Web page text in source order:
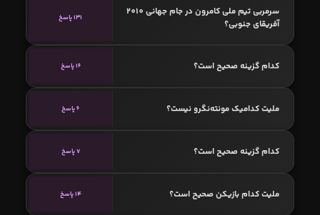
سرمربی تیم ملی کامرون در جام جهانی 2010
آفریقای جنوبی؟
131 پاسخ
کدام گزینه صحیح است؟ 16 پاسخ
ملیت کدامیک مونته‌نگرو نیست؟ 6 پاسخ
کدام گزینه صحیح است؟ 7 پاسخ
ملیت کدام بازیکن صحیح است؟ 14 پاسخ